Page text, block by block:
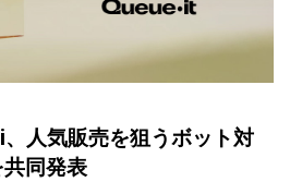
人気販売を狙うボット対
同発表